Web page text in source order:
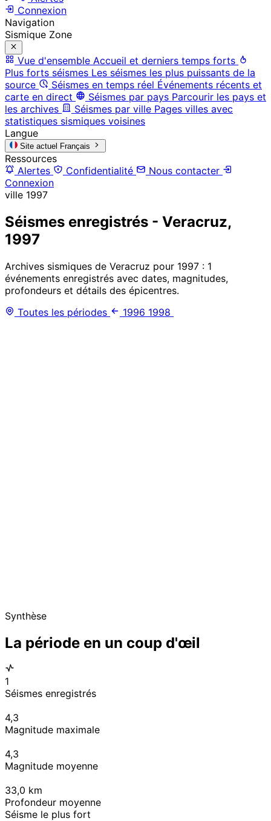
Connexion
Navigation
Sismique Zone
Vue d'ensemble Accueil et derniers temps forts
Plus forts séismes Les séismes les plus puissants de la
source
Séismes en temps réel Événements récents et
carte en direct
Séismes par pays Parcourir les pays et
les archives
Séismes par ville Pages villes avec
statistiques sismiques voisines
Langue
Site actuel Français
Ressources
Alertes
Confidentialité
Nous contacter
Connexion
ville 1997
Séismes enregistrés - Veracruz,
1997
Archives sismiques de Veracruz pour 1997 : 1
événements enregistrés avec dates, magnitudes,
profondeurs et détails des épicentres.
Toutes les périodes
1996 1998
Synthèse
La période en un coup d'œil
1
Séismes enregistrés
4,3
Magnitude maximale
4,3
Magnitude moyenne
33,0 km
Profondeur moyenne
Séisme le plus fort